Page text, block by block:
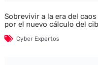
Sobrevivir a la era del
por el nuevo cálculo del
Cyber Expertos